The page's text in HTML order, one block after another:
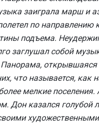
заиграла марш и
по направлению
подъема.
заглушал собой
что называется, как
мелкие
Дон казался голубой